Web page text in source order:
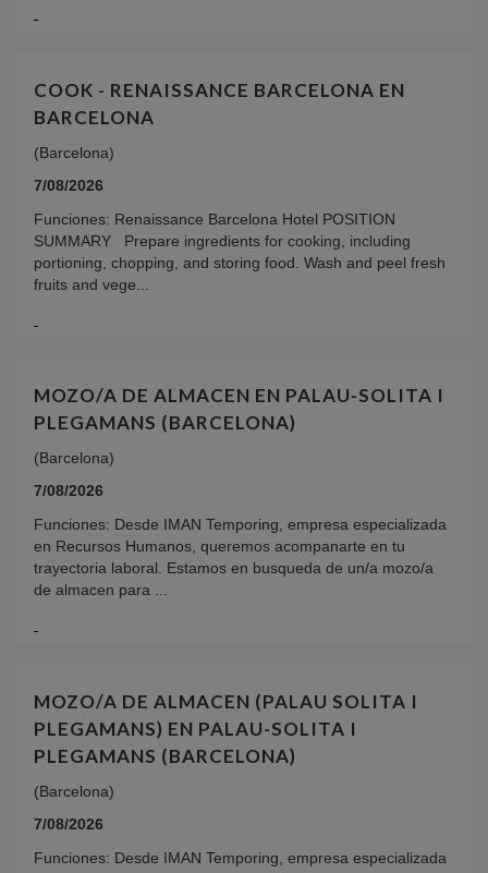
COOK - RENAISSANCE BARCELONA EN
BARCELONA
(Barcelona)
7/08/2026
Funciones: Renaissance Barcelona Hotel POSITION
SUMMARY Prepare ingredients for cooking, including
portioning, chopping, and storing food. Wash and peel fresh
fruits and vege...
MOZO/A DE ALMACEN EN PALAU-SOLITA I
PLEGAMANS (BARCELONA)
(Barcelona)
7/08/2026
Funciones: Desde IMAN Temporing, empresa especializada
en Recursos Humanos, queremos acompanarte en tu
trayectoria laboral. Estamos en busqueda de un/a mozo/a
de almacen para ...
MOZO/A DE ALMACEN (PALAU SOLITA I
PLEGAMANS) EN PALAU-SOLITA I
PLEGAMANS (BARCELONA)
(Barcelona)
7/08/2026
Funciones: Desde IMAN Temporing, empresa especializada